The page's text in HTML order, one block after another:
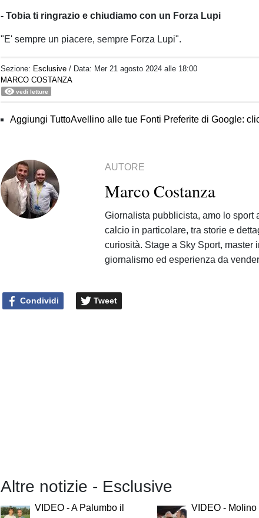
- Tobia ti ringrazio e chiudiamo con un Forza Lupi
"E' sempre un piacere, sempre Forza Lupi".
Sezione: Esclusive / Data: Mer 21 agosto 2024 alle 18:00
MARCO COSTANZA
vedi letture
Aggiungi TuttoAvellino alle tue Fonti Preferite di Google:
AUTORE
Marco Costanza
Giornalista pubblicista, amo lo sport
calcio in particolare, tra storie e
curiosità. Stage a Sky Sport, master
giornalismo ed esperienza da
Condividi Tweet
Altre notizie - Esclusive
VIDEO - A Palumbo il
VIDEO - Molino